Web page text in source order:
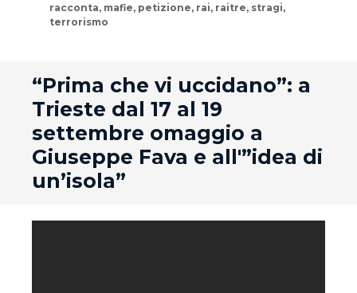
racconta, mafie, petizione, rai, raitre, stragi,
terrorismo
“Prima che vi uccidano”: a
Trieste dal 17 al 19
settembre omaggio a
Giuseppe Fava e all'”idea di
un’isola”